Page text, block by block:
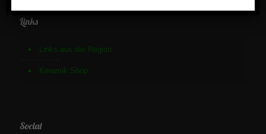
Links
Links aus der Region
Keramik Shop
Social